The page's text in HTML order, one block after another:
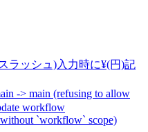
ラッシュ)入力時に¥(円)記
-> main (refusing to allow
workflow
`workflow` scope)